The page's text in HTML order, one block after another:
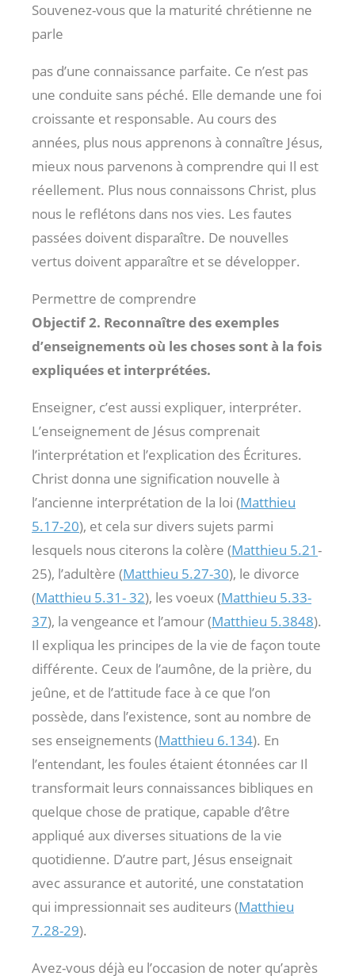
Souvenez-vous que la maturité chrétienne ne
parle
pas d’une connaissance parfaite. Ce n’est pas
une conduite sans péché. Elle demande une foi
croissante et responsable. Au cours des
années, plus nous apprenons à connaître Jésus,
mieux nous parvenons à comprendre qui Il est
réellement. Plus nous connaissons Christ, plus
nous le reflétons dans nos vies. Les fautes
passées doivent disparaître. De nouvelles
vertus doivent apparaître et se développer.
Permettre de comprendre
Objectif 2. Reconnaître des exemples
d’enseignements où les choses sont à la fois
expliquées et interprétées.
Enseigner, c’est aussi expliquer, interpréter.
L’enseignement de Jésus comprenait
l’interprétation et l’explication des Écritures.
Christ donna une signification nouvelle à
l’ancienne interprétation de la loi (Matthieu
5.17-20), et cela sur divers sujets parmi
lesquels nous citerons la colère (Matthieu 5.21-
25), l’adultère (Matthieu 5.27-30), le divorce
(Matthieu 5.31- 32), les voeux (Matthieu 5.33-
37), la vengeance et l’amour (Matthieu 5.3848).
Il expliqua les principes de la vie de façon toute
différente. Ceux de l’aumône, de la prière, du
jeûne, et de l’attitude face à ce que l’on
possède, dans l’existence, sont au nombre de
ses enseignements (Matthieu 6.134). En
l’entendant, les foules étaient étonnées car Il
transformait leurs connaissances bibliques en
quelque chose de pratique, capable d’être
appliqué aux diverses situations de la vie
quotidienne. D’autre part, Jésus enseignait
avec assurance et autorité, une constatation
qui impressionnait ses auditeurs (Matthieu
7.28-29).
Avez-vous déjà eu l’occasion de noter qu’après